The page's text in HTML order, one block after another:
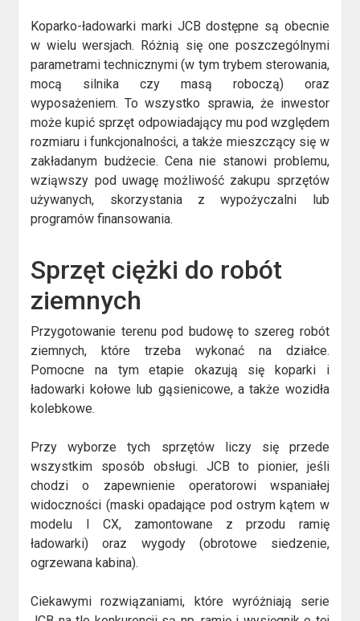
Koparko-ładowarki marki JCB dostępne są obecnie
w wielu wersjach. Różnią się one poszczególnymi
parametrami technicznymi (w tym trybem sterowania,
mocą silnika czy masą roboczą) oraz
wyposażeniem. To wszystko sprawia, że inwestor
może kupić sprzęt odpowiadający mu pod względem
rozmiaru i funkcjonalności, a także mieszczący się w
zakładanym budżecie. Cena nie stanowi problemu,
wziąwszy pod uwagę możliwość zakupu sprzętów
używanych, skorzystania z wypożyczalni lub
programów finansowania.
Sprzęt ciężki do robót
ziemnych
Przygotowanie terenu pod budowę to szereg robót
ziemnych, które trzeba wykonać na działce.
Pomocne na tym etapie okazują się koparki i
ładowarki kołowe lub gąsienicowe, a także wozidła
kolebkowe.
Przy wyborze tych sprzętów liczy się przede
wszystkim sposób obsługi. JCB to pionier, jeśli
chodzi o zapewnienie operatorowi wspaniałej
widoczności (maski opadające pod ostrym kątem w
modelu I CX, zamontowane z przodu ramię
ładowarki) oraz wygody (obrotowe siedzenie,
ogrzewana kabina).
Ciekawymi rozwiązaniami, które wyróżniają serie